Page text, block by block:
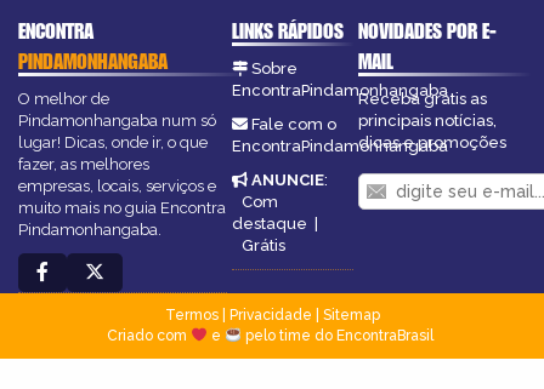
ENCONTRA
PINDAMONHANGABA
O melhor de
Pindamonhangaba num só
lugar! Dicas, onde ir, o que
fazer, as melhores
empresas, locais, serviços e
muito mais no guia Encontra
Pindamonhangaba.
LINKS RÁPIDOS
Sobre
EncontraPindamonhangaba
Fale com o
EncontraPindamonhangaba
ANUNCIE:
Com
destaque |
Grátis
NOVIDADES POR E-
MAIL
Receba grátis as
principais notícias,
dicas e promoções
Termos| Privacidade
Sitemap
Criado com
e pelo time do EncontraBrasil